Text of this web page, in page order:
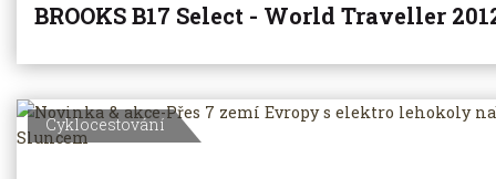
BROOKS B17 Select - World Traveller
Cyklocestování